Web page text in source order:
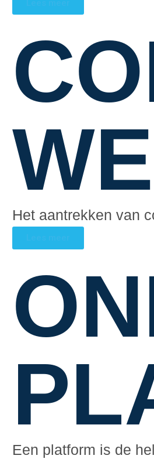
Het aantrekken van
Een platform is de